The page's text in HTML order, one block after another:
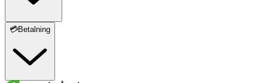
💳Betalning